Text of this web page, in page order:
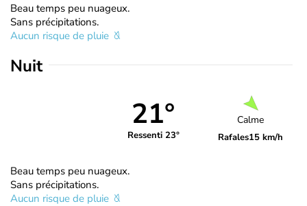
Beau temps peu nuageux.
Sans précipitations.
Aucun risque de pluie
Nuit
21°
Ressenti 23°
Calme
Rafales15 km/h
Beau temps peu nuageux.
Sans précipitations.
Aucun risque de pluie